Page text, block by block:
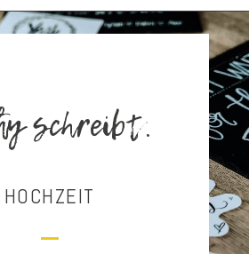
schreibt.
HOCHZEIT